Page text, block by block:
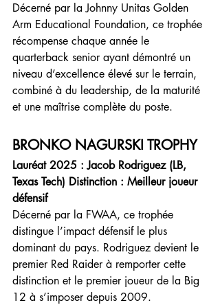
Décerné par la Johnny Unitas Golden
Arm Educational Foundation, ce trophée
récompense chaque année le
quarterback senior ayant démontré un
niveau d’excellence élevé sur le terrain,
combiné à du leadership, de la maturité
et une maîtrise complète du poste.
BRONKO NAGURSKI TROPHY
Lauréat 2025 : Jacob Rodriguez (LB,
Texas Tech) Distinction : Meilleur joueur
défensif
Décerné par la FWAA, ce trophée
distingue l’impact défensif le plus
dominant du pays. Rodriguez devient le
premier Red Raider à remporter cette
distinction et le premier joueur de la Big
12 à s’imposer depuis 2009.